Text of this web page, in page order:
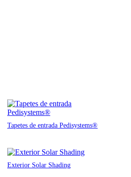
Tapetes de entrada Pedisystems®
Exterior Solar Shading